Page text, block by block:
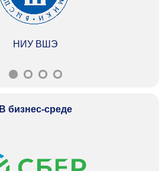
НИУ ВШЭ
В бизнес-среде